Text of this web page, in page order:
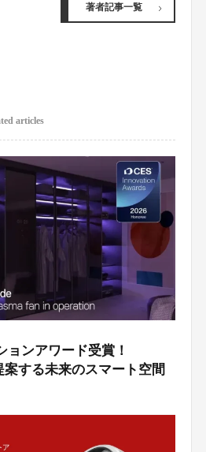
著者記事一覧
articles
ョンアワード受賞！
する未来のスマート空間